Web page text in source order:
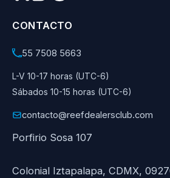
CONTACTO
55 7508 5663
L-V 10-17 horas (UTC-6)
Sábados 10-15 horas (UTC-6)
contacto@reefdealersclub.com
Porfirio Sosa 107
Colonial Iztapalapa, CDMX,